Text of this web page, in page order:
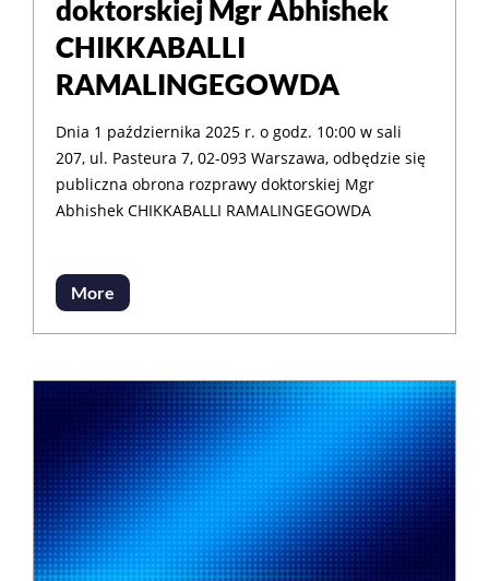
doktorskiej Mgr Abhishek
CHIKKABALLI
RAMALINGEGOWDA
Dnia 1 października 2025 r. o godz. 10:00 w sali
207, ul. Pasteura 7, 02-093 Warszawa, odbędzie się
publiczna obrona rozprawy doktorskiej Mgr
Abhishek CHIKKABALLI RAMALINGEGOWDA
More